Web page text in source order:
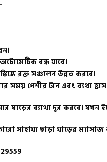
বন্ধ যাবে।
রক্ত ​​​​সঞ্চালন উন্নত করবে।
সময় পেশীর টান এবং ব্যথা
ঘাড়ের ব্যাথা দূর করবে।
সাহায্য ছাড়া ঘাড়ের